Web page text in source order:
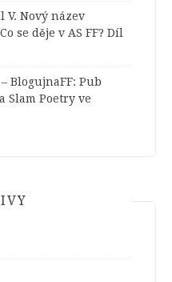
V. Nový název
Co se děje v AS FF? Díl
BlogujnaFF: Pub
Slam Poetry ve